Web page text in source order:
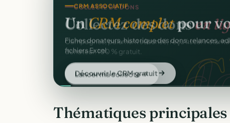
CRM ASSOCIATIF
UnCRM completpour
Fiches donateurs, historique des dons, relances,
fichiers Excel.
Découvrir le CRM gratuit
Thématiques